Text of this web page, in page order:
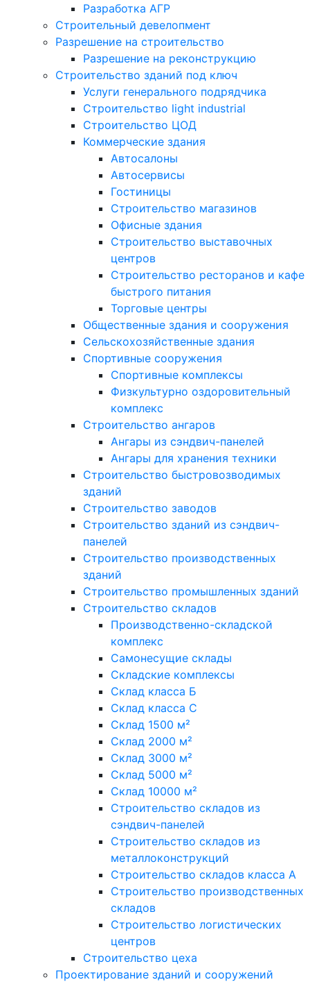
Разработка АГР
Строительный девелопмент
Разрешение на строительство
Разрешение на реконструкцию
Строительство зданий под ключ
Услуги генерального подрядчика
Строительство light industrial
Строительство ЦОД
Коммерческие здания
Автосалоны
Автосервисы
Гостиницы
Строительство магазинов
Офисные здания
Строительство выставочных
центров
Строительство ресторанов и кафе
быстрого питания
Торговые центры
Общественные здания и сооружения
Сельскохозяйственные здания
Спортивные сооружения
Спортивные комплексы
Физкультурно оздоровительный
комплекс
Строительство ангаров
Ангары из сэндвич-панелей
Ангары для хранения техники
Строительство быстровозводимых
зданий
Строительство заводов
Строительство зданий из сэндвич-
панелей
Строительство производственных
зданий
Строительство промышленных зданий
Строительство складов
Производственно-складской
комплекс
Самонесущие склады
Складские комплексы
Склад класса Б
Склад класса С
Склад 1500 м²
Склад 2000 м²
Склад 3000 м²
Склад 5000 м²
Склад 10000 м²
Строительство складов из
сэндвич-панелей
Строительство складов из
металлоконструкций
Строительство складов класса А
Строительство производственных
складов
Строительство логистических
центров
Строительство цеха
Проектирование зданий и сооружений